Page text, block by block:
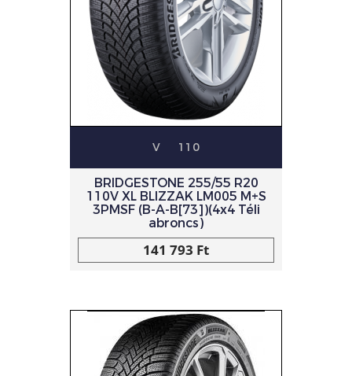
V 110
BRIDGESTONE 255/55 R20
110V XL BLIZZAK LM005 M+S
3PMSF (B-A-B[73])(4x4 Téli
abroncs)
141 793 Ft